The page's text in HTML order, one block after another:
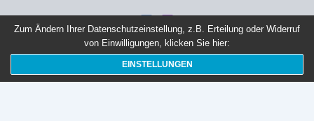
Vertrag widerrufen
Zum Ändern Ihrer Datenschutzeinstellung, z.B. Erteilung oder Widerruf
von Einwilligungen, klicken Sie hier:
EINSTELLUNGEN